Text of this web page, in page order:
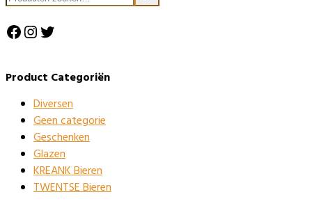
Facebook
Instagram
Twitter
Product Categoriën
Diversen
Geen categorie
Geschenken
Glazen
KREANK Bieren
TWENTSE Bieren